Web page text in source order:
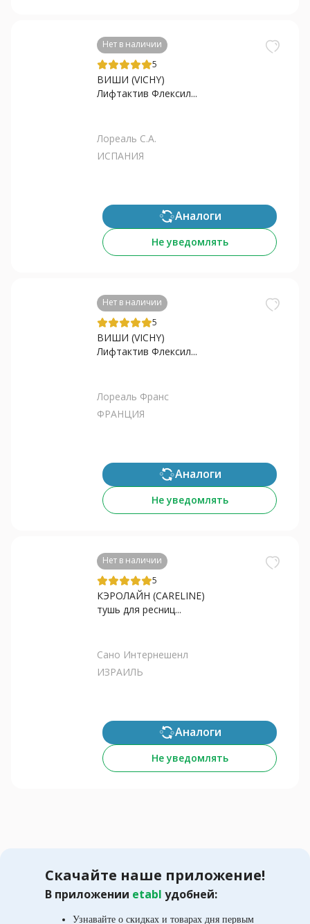
Нет в наличии
5
ВИШИ (VICHY)
Лифтактив Флексил...
Лореаль С.А.
ИСПАНИЯ
Аналоги
Не уведомлять
Нет в наличии
5
ВИШИ (VICHY)
Лифтактив Флексил...
Лореаль Франс
ФРАНЦИЯ
Аналоги
Не уведомлять
Нет в наличии
5
КЭРОЛАЙН (CARELINE)
тушь для ресниц...
Сано Интернешенл
ИЗРАИЛЬ
Аналоги
Не уведомлять
Скачайте наше приложение!
В приложении etabl удобней:
Узнавайте о скидках и товарах дня первым